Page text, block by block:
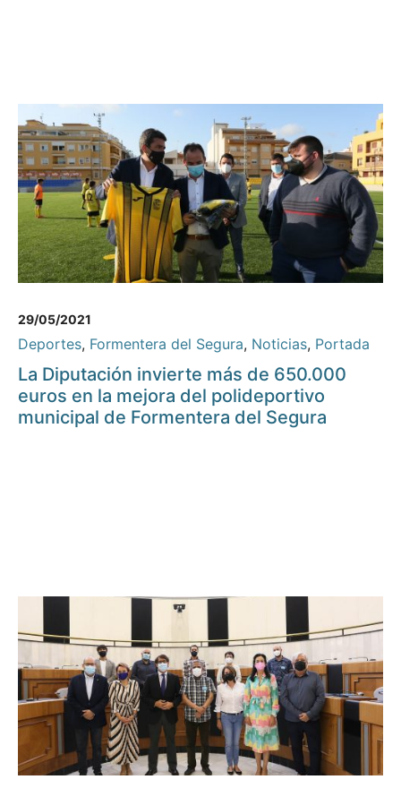
29/05/2021
Deportes, Formentera del Segura, Noticias, Portada
La Diputación invierte más de 650.000
euros en la mejora del polideportivo
municipal de Formentera del Segura